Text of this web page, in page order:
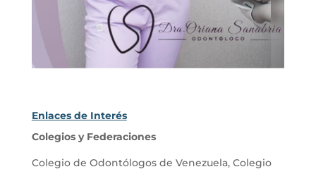
Enlaces de Interés
Colegios y Federaciones
Colegio de Odontólogos de Venezuela, Colegio